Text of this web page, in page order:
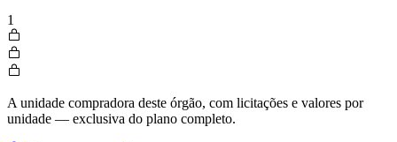
1
A unidade compradora deste órgão, com licitações e valores por
unidade — exclusiva do plano completo.